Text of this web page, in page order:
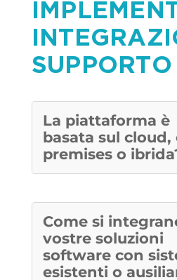
SUPPORTO
La piattaforma è
basata sul cloud,
premises o
Come si
vostre soluzioni
software con
esistenti o